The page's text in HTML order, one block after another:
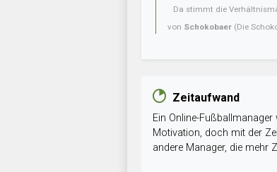
Da stimmt die
von Schokobaer (Die
Zeitaufwand
Ein Online-
Motivation, doch mit der
andere Manager, die mehr